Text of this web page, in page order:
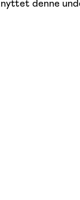
denne